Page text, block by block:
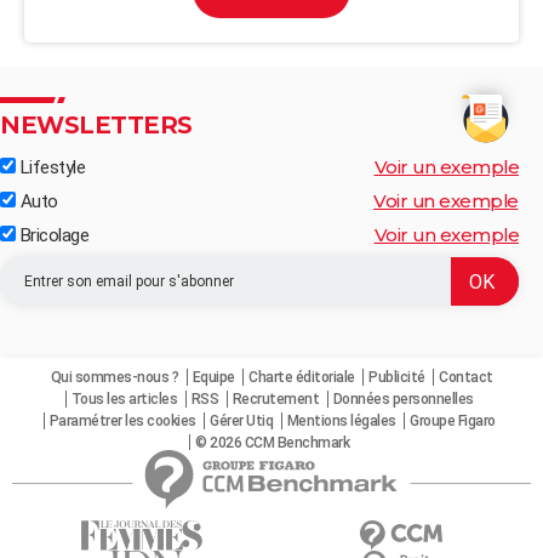
NEWSLETTERS
Lifestyle Voir un exemple
Auto Voir un exemple
Bricolage Voir un exemple
Qui sommes-nous ? Equipe Charte éditoriale Publicité
Contact
Tous les articles
RSS Recrutement
Données personnelles
Paramétrer les cookies
Gérer Utiq Mentions légales
Groupe Figaro
© 2026 CCM Benchmark